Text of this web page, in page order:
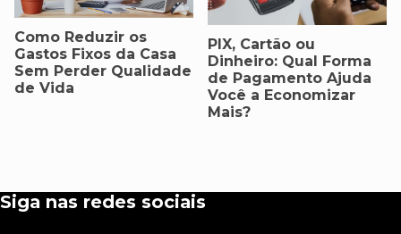
Como Reduzir os
Gastos Fixos da Casa
Sem Perder Qualidade
de Vida
PIX, Cartão ou
Dinheiro: Qual Forma
de Pagamento Ajuda
Você a Economizar
Mais?
Siga nas redes sociais